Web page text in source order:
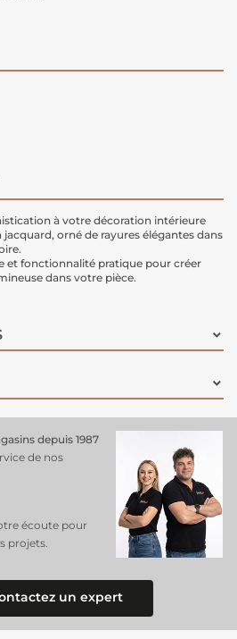
à votre décoration intérieure
orné de rayures élégantes dans
et fonctionnalité pratique pour créer
dans votre pièce.
depuis 1987
de nos
écoute pour
projets.
un expert